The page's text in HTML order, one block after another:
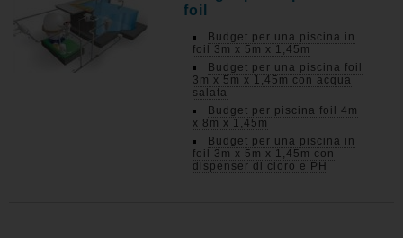
foil
Budget per una piscina in
foil 3m x 5m x 1,45m
Budget per una piscina foil
3m x 5m x 1,45m con acqua
salata
Budget per piscina foil 4m
x 8m x 1,45m
Budget per una piscina in
foil 3m x 5m x 1,45m con
dispenser di cloro e PH